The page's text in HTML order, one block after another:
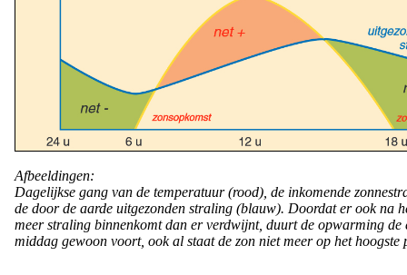
Afbeeldingen:
Dagelijkse gang van de temperatuur (rood), de inkomende
de door de aarde uitgezonden straling (blauw). Doordat er ook na
meer straling binnenkomt dan er verdwijnt, duurt de opwarming de
middag gewoon voort, ook al staat de zon niet meer op het hoogste